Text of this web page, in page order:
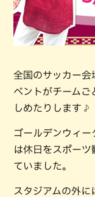
全国のサッカー会
ベントがチームご
しめたりします♪
ゴールデンウィ
は休日をスポーツ
ていました。
スタジアムの外に